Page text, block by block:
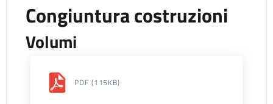
Congiuntura costruzioni
Volumi
PDF (115KB)